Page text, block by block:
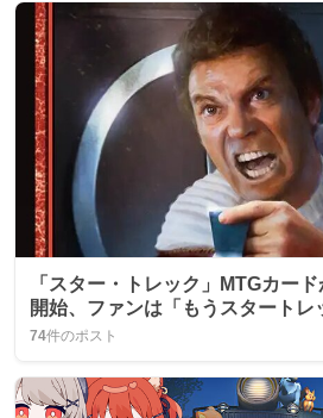
「スター・トレック」MTGカー
開始、ファンは「もうスタートレ
74件のポスト